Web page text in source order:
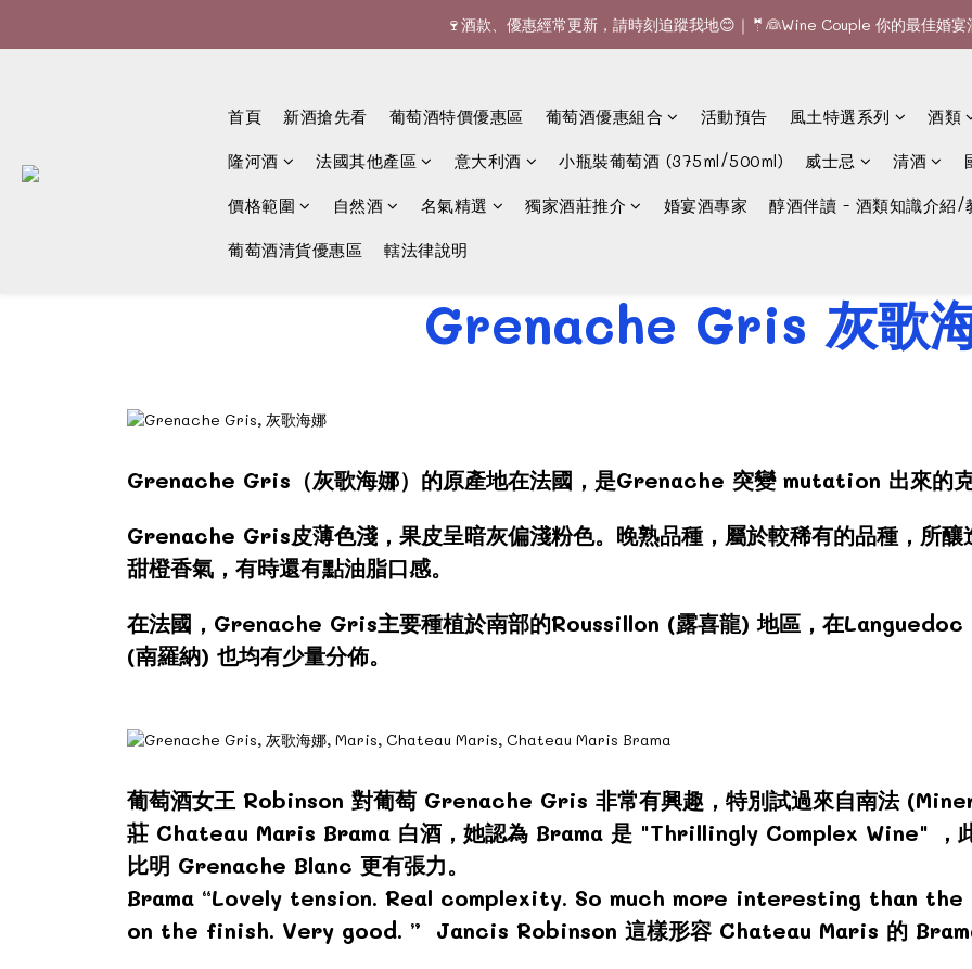
🚚全單滿$1200或6支可享免費送貨 (香港)｜🆕全新澳門送貨服務 (詳情請
🍷酒款、優惠經常更新，請時刻追蹤我地😊｜🤵👰Wine Couple 你的最佳婚宴
首頁 新酒搶先看 葡萄酒特價優惠區 葡萄酒優惠組合 活動預告 風土特選系列 酒類
隆河酒 法國其他產區 意大利酒 小瓶裝葡萄酒 (375ml/500ml) 威士忌 清酒
價格範圍 自然酒 名氣精選 獨家酒莊推介 婚宴酒專家 醇酒伴讀 - 酒類知識介紹/
葡萄酒清貨優惠區 轄法律說明
Grenache Gris 灰歌
Grenache Gris（灰歌海娜）的原產地在法國，是Grenache 突變 mutation 出來的
Grenache Gris皮薄色淺，果皮呈暗灰偏淺粉色。晚熟品種，屬於較稀有的品種，所釀
甜橙香氣，有時還有點油脂口感。
在法國，Grenache Gris主要種植於南部的Roussillon (露喜龍) 地區，在
(南羅納) 也均有少量分佈。
葡萄酒女王 Robinson 對葡萄 Grenache Gris 非常有興趣，特別試過來自南法
莊 Chateau Maris Brama 白酒，她認為 Brama 是 "Thrillingly Complex Wine" ，
比明 Grenache Blanc 更有張力。
Brama “Lovely tension. Real complexity. So much more interesting than
on the finish. Very good. ” Jancis Robinson 這樣形容 Chateau Maris 的